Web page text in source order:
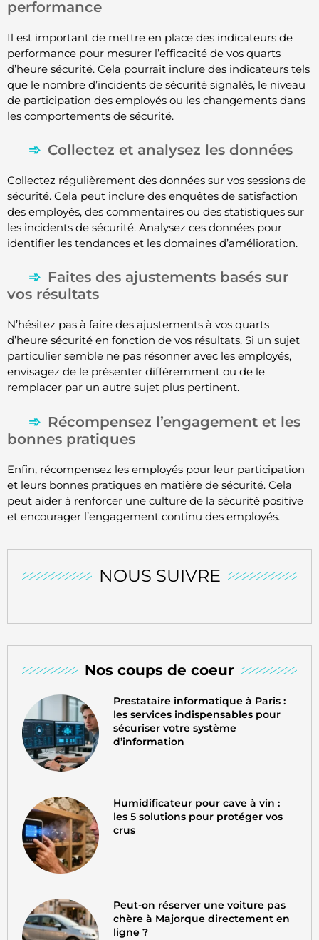
NOUS SUIVRE
Nos coups de coeur
Prestataire informatique à Paris :
les services indispensables pour
sécuriser votre système
d’information
Humidificateur pour cave à vin :
les 5 solutions pour protéger vos
crus
Peut-on réserver une voiture pas
chère à Majorque directement en
ligne ?
performance
Il est important de mettre en place des indicateurs de
performance pour mesurer l’efficacité de vos quarts
d’heure sécurité. Cela pourrait inclure des indicateurs tels
que le nombre d’incidents de sécurité signalés, le niveau
de participation des employés ou les changements dans
les comportements de sécurité.
Collectez et analysez les données
Collectez régulièrement des données sur vos sessions de
sécurité. Cela peut inclure des enquêtes de satisfaction
des employés, des commentaires ou des statistiques sur
les incidents de sécurité. Analysez ces données pour
identifier les tendances et les domaines d’amélioration.
Faites des ajustements basés sur
vos résultats
N’hésitez pas à faire des ajustements à vos quarts
d’heure sécurité en fonction de vos résultats. Si un sujet
particulier semble ne pas résonner avec les employés,
envisagez de le présenter différemment ou de le
remplacer par un autre sujet plus pertinent.
Récompensez l’engagement et les
bonnes pratiques
Enfin, récompensez les employés pour leur participation
et leurs bonnes pratiques en matière de sécurité. Cela
peut aider à renforcer une culture de la sécurité positive
et encourager l’engagement continu des employés.